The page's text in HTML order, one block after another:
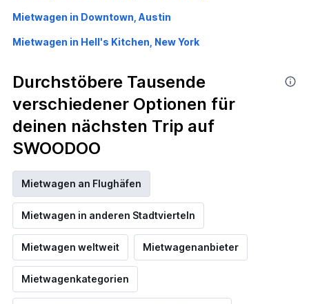
Mietwagen in Downtown, Austin
Mietwagen in Hell's Kitchen, New York
Durchstöbere Tausende
verschiedener Optionen für
deinen nächsten Trip auf
SWOODOO
Mietwagen an Flughäfen
Mietwagen in anderen Stadtvierteln
Mietwagen weltweit Mietwagenanbieter
Mietwagenkategorien